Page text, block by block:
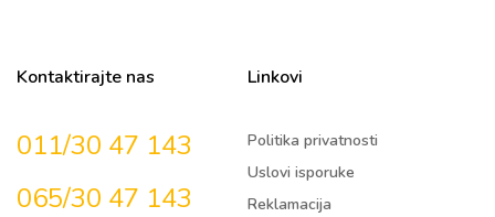
Kontaktirajte nas
011/30 47 143
065/30 47 143
Linkovi
Politika privatnosti
Uslovi isporuke
Reklamacija